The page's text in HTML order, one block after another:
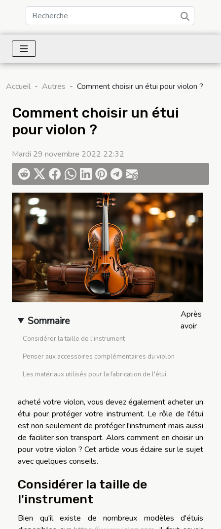
Accueil Autres Comment choisir un étui pour violon ?
Comment choisir un étui
pour violon ?
Mardi 29 novembre 2022 22:32
Sommaire
Considérer la taille de l'instrument
Penser aux accessoires complémentaires du violon
Les matériaux utilisés pour la fabrication de l'étui
Après
avoir
acheté votre violon, vous devez également acheter un
étui pour protéger votre instrument. Le rôle de l'étui
est non seulement de protéger l'instrument mais aussi
de faciliter son transport. Alors comment en choisir un
pour votre violon ? Cet article vous éclaire sur le sujet
avec quelques conseils.
Considérer la taille de
l'instrument
Bien qu'il existe de nombreux modèles d'étuis